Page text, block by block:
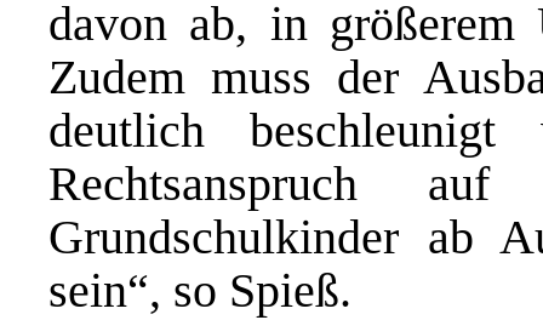
davon ab, in größerem
Zudem muss der
deutlich
Rechtsanspruch
Grundschulkinder ab
sein“, so Spieß.